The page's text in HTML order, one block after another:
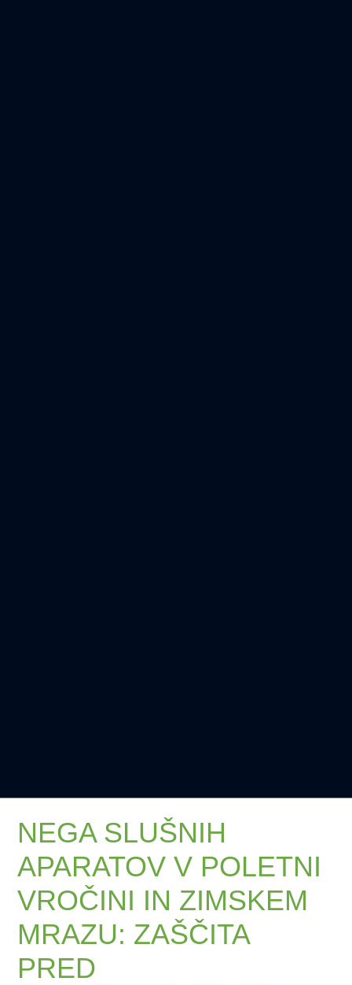
NEGA SLUŠNIH
APARATOV V POLETNI
VROČINI IN ZIMSKEM
MRAZU: ZAŠČITA
PRED